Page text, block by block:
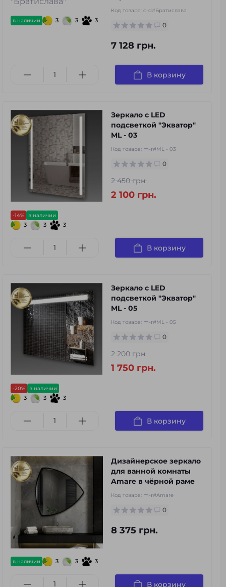
в наличии 3 3 3
Код товара: c-d#Братислава
0
7 128 грн.
В корзину
-14% в наличии
3 3 3
Зеркало с LED
подсветкой "Экватор"
ML - 03
Код товара: m-r#ML - 03
0
2 450 грн.
2 100 грн.
В корзину
-20% в наличии
3 3 3
Зеркало с LED
подсветкой "Экватор"
ML - 05
Код товара: m-r#ML - 05
0
2 200 грн.
1 750 грн.
В корзину
в наличии 3 3 3
Дизайнерское зеркало
для ванной комнаты
Amare в чёрной раме
Код товара: m-r#Amare
0
8 375 грн.
В корзину